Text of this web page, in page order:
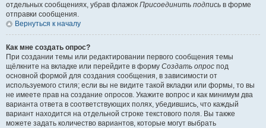
отдельных сообщениях, убрав флажок Присоединить подпись в форме
отправки сообщения.
Вернуться к началу
Как мне создать опрос?
При создании темы или редактировании первого сообщения темы
щёлкните на вкладке или перейдите в форму Создать опрос под
основной формой для создания сообщения, в зависимости от
используемого стиля; если вы не видите такой вкладки или формы, то вы
не имеете прав на создание опросов. Укажите вопрос и как минимум два
варианта ответа в соответствующих полях, убедившись, что каждый
вариант находится на отдельной строке текстового поля. Вы также
можете задать количество вариантов, которые могут выбрать